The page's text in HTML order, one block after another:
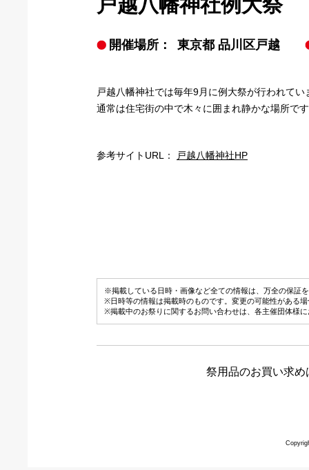
開催場所： 東京都 品川区戸越
戸越八幡神社では毎年9月に例大祭が行われてい
通常は住宅街の中で木々に囲まれ静かな場所で
参考サイトURL： 戸越八幡神社HP
※掲載している日時・画像など全ての情報は、万全の保証
※日時等の情報は掲載時のものです。変更の可能性がある
※掲載中のお祭りに関するお問い合わせは、各主催団体様
祭用品のお買い求